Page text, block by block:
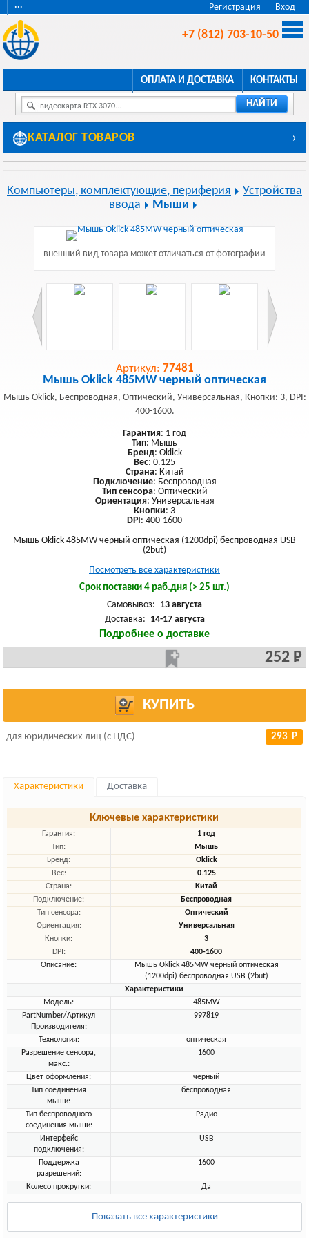
Регистрация Вход
···
+7 (812) 703-10-50
ОПЛАТА И ДОСТАВКА КОНТАКТЫ
видеокарта RTX 3070... НАЙТИ
КАТАЛОГ ТОВАРОВ ›
Компьютеры, комплектующие, периферия
Устройства
ввода
Мыши
внешний вид товара может отличаться от фотографии
Артикул: 77481
Мышь Oklick 485MW черный оптическая
Мышь Oklick, Беспроводная, Оптический, Универсальная, Кнопки: 3, DPI:
400-1600.
Гарантия: 1 год
Тип: Мышь
Бренд: Oklick
Вес: 0.125
Страна: Китай
Подключение: Беспроводная
Тип сенсора: Оптический
Ориентация: Универсальная
Кнопки: 3
DPI: 400-1600
Мышь Oklick 485MW черный оптическая (1200dpi) беспроводная USB
(2but)
Посмотреть все характеристики
Срок поставки 4 раб.дня (> 25 шт.)
Самовывоз: 13 августа
Доставка: 14-17 августа
Подробнее о доставке
252 Р
КУПИТЬ
для юридических лиц (с НДС) 293 Р
Характеристики Доставка
Ключевые характеристики
Гарантия:
1 год
Тип:
Мышь
Бренд:
Oklick
Вес:
0.125
Страна:
Китай
Подключение:
Беспроводная
Тип сенсора:
Оптический
Ориентация:
Универсальная
Кнопки:
3
DPI:
400-1600
Описание:
Мышь Oklick 485MW черный оптическая
(1200dpi) беспроводная USB (2but)
Характеристики
Модель:
485MW
PartNumber/Артикул
Производителя:
997819
Технология:
оптическая
Разрешение сенсора,
макс.:
1600
Цвет оформления:
черный
Тип соединения
мыши:
беспроводная
Тип беспроводного
соединения мыши:
Радио
Интерфейс
подключения:
USB
Поддержка
разрешений:
1600
Колесо прокрутки: Да
Показать все характеристики